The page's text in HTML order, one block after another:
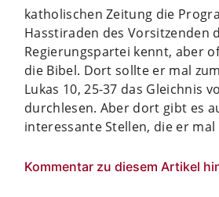
katholischen Zeitung die
Hasstiraden des Vorsitzenden
Regierungspartei kennt, aber
die Bibel. Dort sollte er mal
Lukas 10, 25-37 das Gleichnis
durchlesen. Aber dort gibt es
interessante Stellen, die er
Kommentar zu diesem Artikel